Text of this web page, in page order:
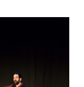
und